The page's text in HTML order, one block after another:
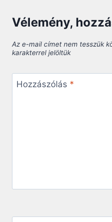
Vélemény,
Az e-mail címet nem tesszük
karakterrel jelöltük
Hozzászólás *